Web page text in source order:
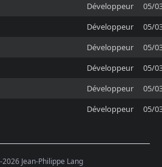
Développeur
05/
Développeur
05/
Développeur
05/
Développeur
05/
Développeur
05/
Développeur 05/
Jean-Philippe Lang